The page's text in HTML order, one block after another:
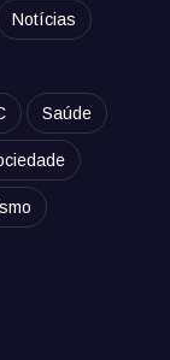
Notícias
Saúde